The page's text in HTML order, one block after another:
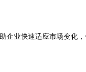
企业快速适应市场变化